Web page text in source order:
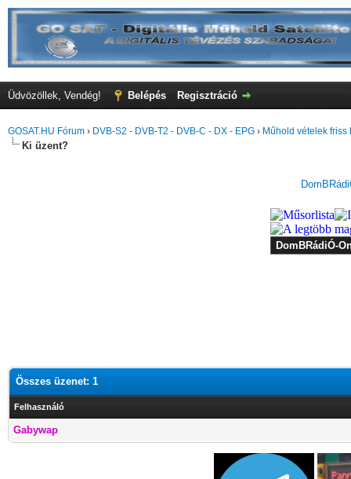
Üdvözöllek, Vendég! Belépés Regisztráció
GOSAT.HU Fórum › DVB-S2 - DVB-T2 - DVB-C - DX - EPG › Műhold vételek friss
Ki üzent?
Összes üzenet: 1
Felhasználó
Gabywap